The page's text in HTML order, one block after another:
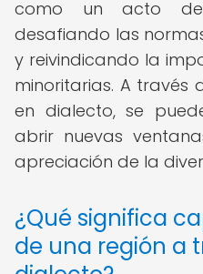
como un acto de
desafiando las
y reivindicando la
minoritarias. A través
en dialecto, se
abrir nuevas
apreciación de la
¿Qué significa
de una región a